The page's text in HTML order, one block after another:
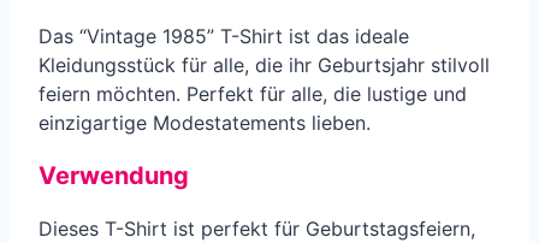
Das “Vintage 1985” T-Shirt ist das ideale
Kleidungsstück für alle, die ihr Geburtsjahr stilvoll
feiern möchten. Perfekt für alle, die lustige und
einzigartige Modestatements lieben.
Verwendung
Dieses T-Shirt ist perfekt für Geburtstagsfeiern,